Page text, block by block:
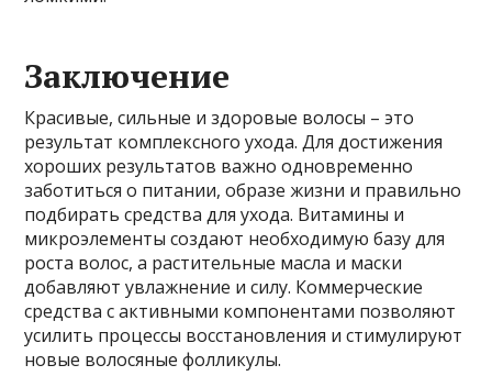
Заключение
Красивые, сильные и здоровые волосы – это
результат комплексного ухода. Для достижения
хороших результатов важно одновременно
заботиться о питании, образе жизни и правильно
подбирать средства для ухода. Витамины и
микроэлементы создают необходимую базу для
роста волос, а растительные масла и маски
добавляют увлажнение и силу. Коммерческие
средства с активными компонентами позволяют
усилить процессы восстановления и стимулируют
новые волосяные фолликулы.